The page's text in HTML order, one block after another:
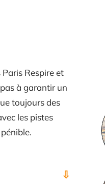
Respire et
à garantir un
toujours des
les pistes